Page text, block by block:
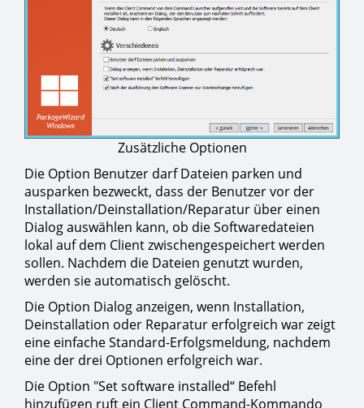
Zusätzliche Optionen
Die Option Benutzer darf Dateien parken und
ausparken bezweckt, dass der Benutzer vor der
Installation/Deinstallation/Reparatur über einen
Dialog auswählen kann, ob die Softwaredateien
lokal auf dem Client zwischengespeichert werden
sollen. Nachdem die Dateien genutzt wurden,
werden sie automatisch gelöscht.
Die Option Dialog anzeigen, wenn Installation,
Deinstallation oder Reparatur erfolgreich war zeigt
eine einfache Standard-Erfolgsmeldung, nachdem
eine der drei Optionen erfolgreich war.
Die Option "Set software installed“ Befehl
hinzufügen ruft ein Client Command-Kommando